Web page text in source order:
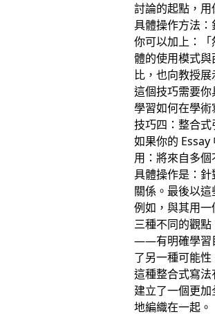
討論的起點，
具體操作方法
你可以加上：
體的使用模式
比，也向教授
這個技巧需要
學習如何在學術
技巧四：整合
如果你的
用：將來自多
具體操作是：
關係。最後以
例如，與其用
三種不同的觀
——有明確學習
了另一種可能
這種整合式寫
建立了一個更
地編織在一起。